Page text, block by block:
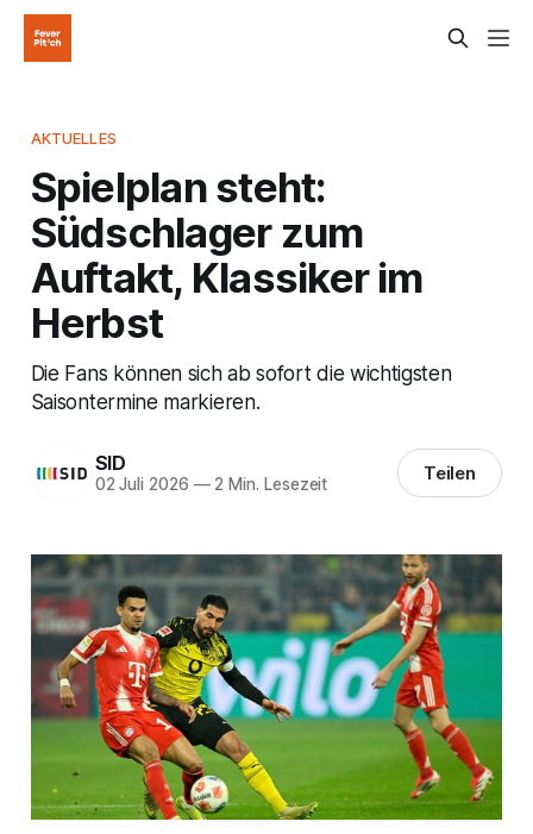
AKTUELLES
Spielplan steht:
Südschlager zum
Auftakt, Klassiker im
Herbst
Die Fans können sich ab sofort die wichtigsten
Saisontermine markieren.
SID
02 Juli 2026 —2 Min. Lesezeit Teilen